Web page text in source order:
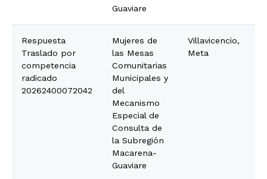
Guaviare
Respuesta
Traslado por
competencia
radicado
20262400072042
Mujeres de
las Mesas
Comunitarias
Municipales y
del
Mecanismo
Especial de
Consulta de
la Subregión
Macarena-
Guaviare
Villavicencio,
Meta